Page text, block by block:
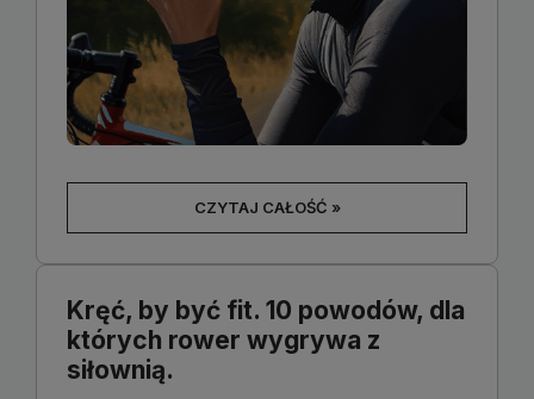
CZYTAJ CAŁOŚĆ »
Kręć, by być fit. 10 powodów, dla
których rower wygrywa z
siłownią.